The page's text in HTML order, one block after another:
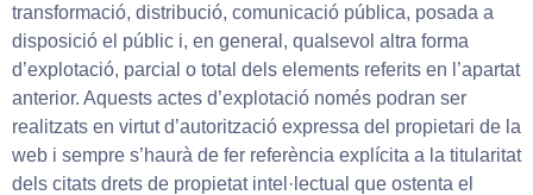
transformació, distribució, comunicació pública, posada a
disposició el públic i, en general, qualsevol altra forma
d’explotació, parcial o total dels elements referits en l’apartat
anterior. Aquests actes d’explotació només podran ser
realitzats en virtut d’autorització expressa del propietari de la
web i sempre s’haurà de fer referència explícita a la titularitat
dels citats drets de propietat intel·lectual que ostenta el